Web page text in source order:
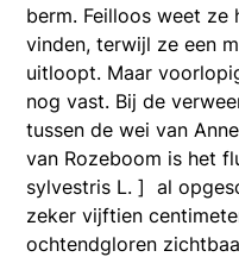
berm. Feilloos weet ze
vinden, terwijl ze een
uitloopt. Maar
nog vast. Bij de
tussen de wei van
van Rozeboom is het
sylvestris L. ] al
zeker vijftien
ochtendgloren